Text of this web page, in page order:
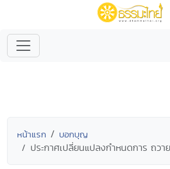
หน้าแรก บอกบุญ
ประกาศเปลี่ยนแปลงกำหนดการ ถว